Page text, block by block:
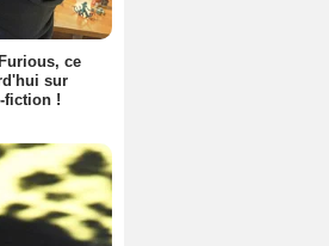
ce
sur
fiction !